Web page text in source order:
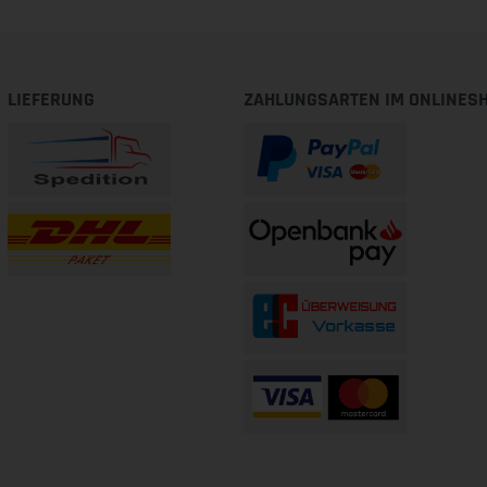
LIEFERUNG ZAHLUNGSARTEN IM